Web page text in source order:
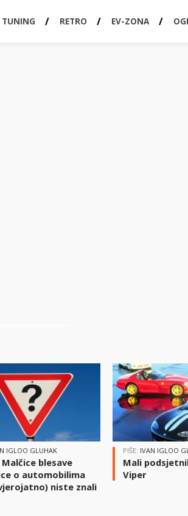
TUNING RETRO EV-ZONA
IGLOO GLUHAK
Malčice blesave
o automobilima
niste znali
PIŠE: IVAN IGLOO
Mali
Viper